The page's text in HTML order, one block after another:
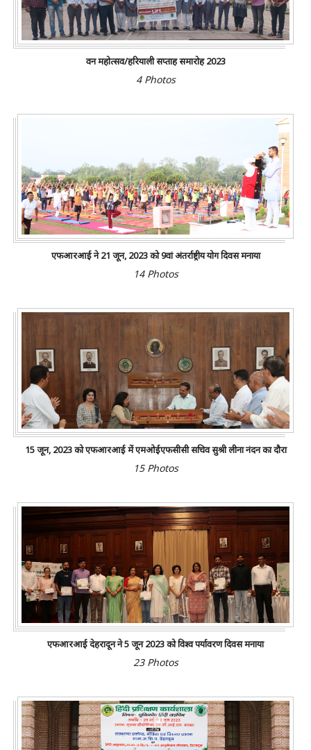
वन महोत्सव/हरियाली सप्ताह समारोह 2023
4 Photos
एफआरआई ने 21 जून, 2023 को 9वां अंतर्राष्ट्रीय योग दिवस मनाया
14 Photos
15 जून, 2023 को एफआरआई में एमओईएफसीसी सचिव सुश्री लीना नंदन का दौरा
15 Photos
एफआरआई देहरादून ने 5 जून 2023 को विश्व पर्यावरण दिवस मनाया
23 Photos